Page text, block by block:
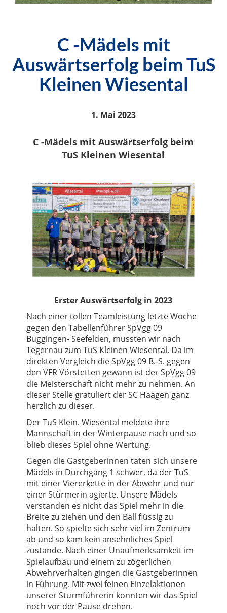
C -Mädels mit
Auswärtserfolg beim TuS
Kleinen Wiesental
1. Mai 2023
C -Mädels mit Auswärtserfolg beim
TuS Kleinen Wiesental
Erster Auswärtserfolg in 2023
Nach einer tollen Teamleistung letzte Woche
gegen den Tabellenführer SpVgg 09
Buggingen- Seefelden, mussten wir nach
Tegernau zum TuS Kleinen Wiesental. Da im
direkten Vergleich die SpVgg 09 B.-S. gegen
den VFR Vörstetten gewann ist der SpVgg 09
die Meisterschaft nicht mehr zu nehmen. An
dieser Stelle gratuliert der SC Haagen ganz
herzlich zu dieser.
Der TuS Klein. Wiesental meldete ihre
Mannschaft in der Winterpause nach und so
blieb dieses Spiel ohne Wertung.
Gegen die Gastgeberinnen taten sich unsere
Mädels in Durchgang 1 schwer, da der TuS
mit einer Viererkette in der Abwehr und nur
einer Stürmerin agierte. Unsere Mädels
verstanden es nicht das Spiel mehr in die
Breite zu ziehen und den Ball flüssig zu
halten. So spielte sich sehr viel im Zentrum
ab und so kam kein ansehnliches Spiel
zustande. Nach einer Unaufmerksamkeit im
Spielaufbau und einem zu zögerlichen
Abwehrverhalten gingen die Gastgeberinnen
in Führung. Mit zwei feinen Einzelaktionen
unserer Sturmführerin konnten wir das Spiel
noch vor der Pause drehen.